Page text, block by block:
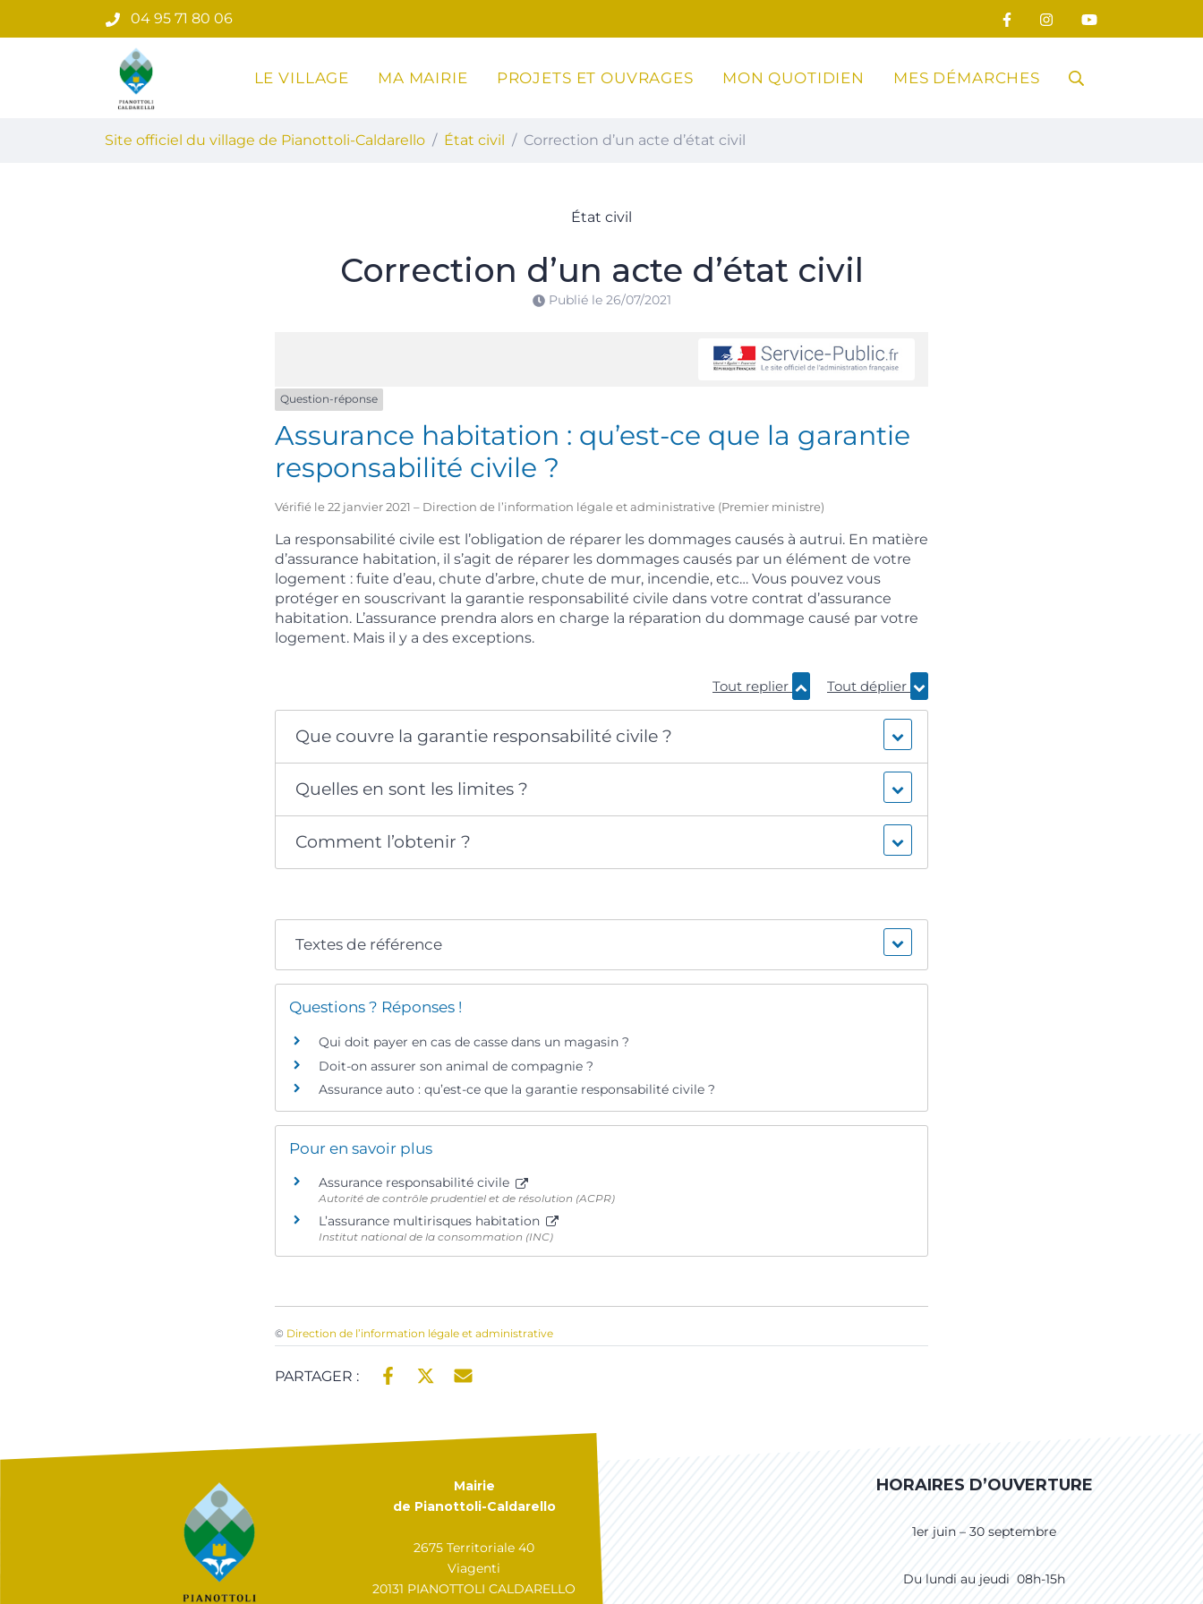
au
04 95 71 80 06
Site officiel du village de Pianottoli-Caldarello
LE VILLAGE MA MAIRIE PROJETS ET OUVRAGES MON QUOTIDIEN MES DÉMARCHES RECHERCHE
Site officiel du village de Pianottoli-Caldarello État civil Correction d’un acte d’état civil
État civil
Correction d’un acte d’état civil
Publié le 26/07/2021
Question-réponse
Assurance habitation : qu’est-ce que la garantie
responsabilité civile ?
Vérifié le 22 janvier 2021 – Direction de l’information légale et administrative (Premier ministre)
La responsabilité civile est l’obligation de réparer les dommages causés à autrui. En matière
d’assurance habitation, il s’agit de réparer les dommages causés par un élément de votre
logement : fuite d’eau, chute d’arbre, chute de mur, incendie, etc… Vous pouvez vous
protéger en souscrivant la garantie responsabilité civile dans votre contrat d’assurance
habitation. L’assurance prendra alors en charge la réparation du dommage causé par votre
logement. Mais il y a des exceptions.
Tout replier Tout déplier
Que couvre la garantie responsabilité civile ?
Quelles en sont les limites ?
Comment l’obtenir ?
Textes de référence
Questions ? Réponses !
Qui doit payer en cas de casse dans un magasin ?
Doit-on assurer son animal de compagnie ?
Assurance auto : qu’est-ce que la garantie responsabilité civile ?
Pour en savoir plus
Assurance responsabilité civile
Autorité de contrôle prudentiel et de résolution (ACPR)
L’assurance multirisques habitation
Institut national de la consommation (INC)
© Direction de l’information légale et administrative
PARTAGER :
Mairie
de Pianottoli-Caldarello
2675 Territoriale 40
Viagenti
20131 PIANOTTOLI CALDARELLO
HORAIRES D’OUVERTURE
1er juin – 30 septembre
Du lundi au jeudi 08h-15h